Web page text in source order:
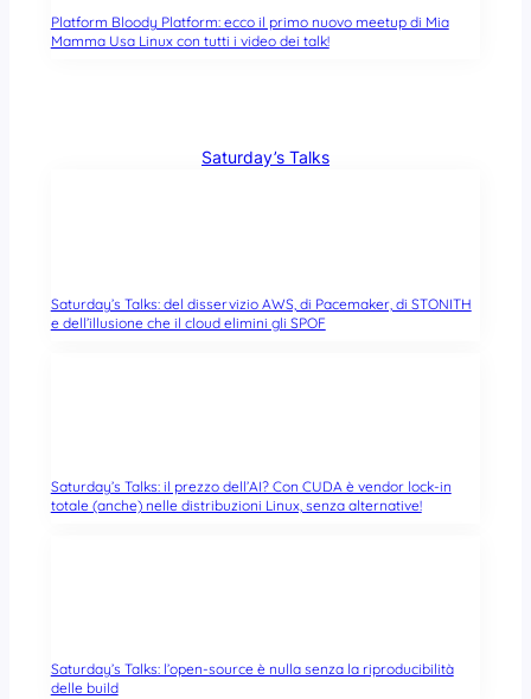
Platform Bloody Platform: ecco il primo nuovo meetup di Mia
Mamma Usa Linux con tutti i video dei talk!
Saturday’s Talks
Saturday’s Talks: del disservizio AWS, di Pacemaker, di STONITH
e dell’illusione che il cloud elimini gli SPOF
Saturday’s Talks: il prezzo dell’AI? Con CUDA è vendor lock-in
totale (anche) nelle distribuzioni Linux, senza alternative!
Saturday’s Talks: l’open-source è nulla senza la riproducibilità
delle build